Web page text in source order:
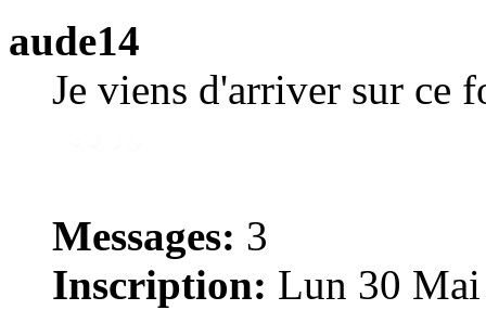
aude14
Je viens d'arriver sur ce
Messages: 3
Inscription: Lun 30